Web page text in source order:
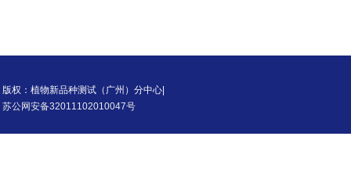
版权：植物新品种测试（广州）分中心|
苏公网安备32011102010047号